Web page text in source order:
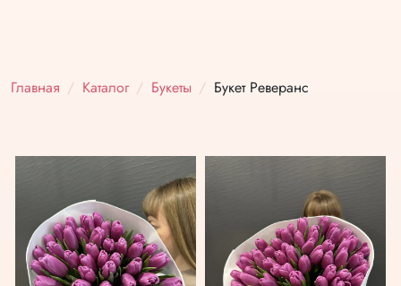
Главная Каталог Букеты Букет Реверанс